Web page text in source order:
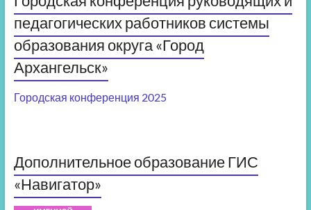
педагогических работников системы
образования округа «Город
Архангельск»
Городская конференция 2025
Дополнительное образование ГИС
«Навигатор»